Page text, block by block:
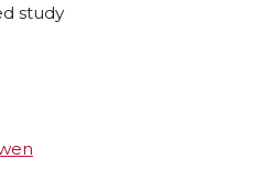
study